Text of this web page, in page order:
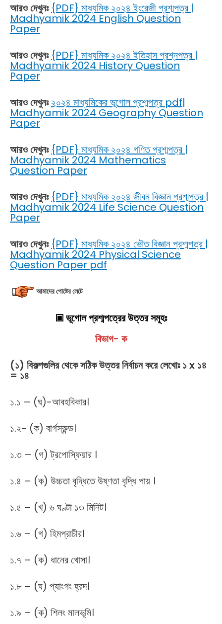
আরও দেখুনঃ {PDF} মাধ্যমিক ২০২৪ ইংরেজী প্রশ্মপত্র |
Madhyamik 2024 English Question
Paper
আরও দেখুনঃ {PDF} মাধ্যমিক ২০২৪ ইতিহাস প্রশ্নপত্র |
Madhyamik 2024 History Question
Paper
আরও দেখুনঃ ২০২৪ মাধ্যমিকের ভূগোল প্রশ্মপত্র pdf|
Madhyamik 2024 Geography Question
Paper
আরও দেখুনঃ {PDF} মাধ্যমিক ২০২৪ গণিত প্রশ্মপত্র |
Madhyamik 2024 Mathematics
Question Paper
আরও দেখুনঃ {PDF} মাধ্যমিক ২০২৪ জীবন বিজ্ঞান প্রশ্মপত্র |
Madhyamik 2024 Life Science Question
Paper
আরও দেখুনঃ {PDF} মাধ্যমিক ২০২৪ ভৌত বিজ্ঞান প্রশ্মপত্র |
Madhyamik 2024 Physical Science
Question Paper pdf
আমাদের পোষ্টের লেটে
▣ ভূগোল প্রশ্মপত্রের উত্তর সমূহঃ
বিভাগ- ক
(১) বিকল্পগুলির থেকে সঠিক উত্তর নির্বাচন করে লেখোঃ ১ x ১৪
= ১৪
১.১ – (ঘ)-আবহবিকার।
১.২- (ক) বার্গস্রুন্ড।
১.৩ – (গ) ট্রপোস্ফিয়ার ।
১.৪ – (ক) উচ্চতা বৃদ্ধিতে উষ্ণতা বৃদ্ধি পায় ।
১.৫ – (খ) ৬ ঘণ্টা ১৩ মিনিট।
১.৬ – (গ) হিমপ্রাচীর।
১.৭ – (ক) ধানের খোসা।
১.৮ – (ঘ) প্যাংগং হ্রদ।
১.৯ – (ক) শিলং মালভূমি।